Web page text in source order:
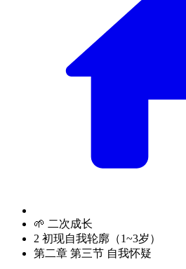
🌱 二次成长
2 初现自我轮廓（1~3岁）
第二章 第三节 自我怀疑